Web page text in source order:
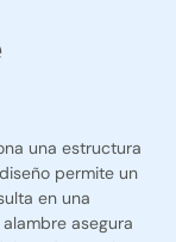
una estructura
permite un
en una
asegura